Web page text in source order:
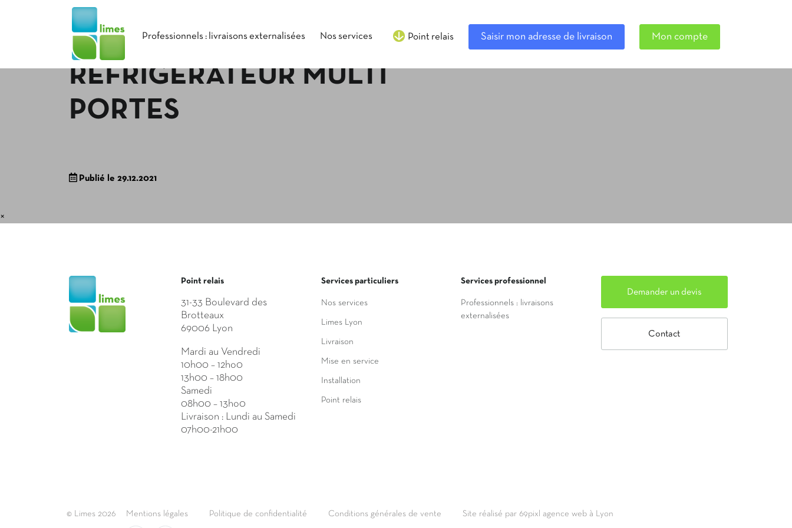
Professionnels : livraisons externalisées Nos services Point relais Saisir mon adresse de livraison Mon compte
RÉFRIGÉRATEUR MULTI
PORTES
Publié le 29.12.2021
×
Point relais
31-33 Boulevard des
Brotteaux
69006 Lyon
Mardi au Vendredi
10h00 – 12ho0
13h00 – 18h00
Samedi
08h00 – 13ho0
Livraison : Lundi au Samedi
07h00-21h00
Services particuliers
Nos services
Limes Lyon
Livraison
Mise en service
Installation
Point relais
Services professionnel
Professionnels : livraisons
externalisées
Demander un devis
Contact
© Limes 2026 Mentions légales Politique de confidentialité Conditions générales de vente Site réalisé par 69pixl agence web à Lyon